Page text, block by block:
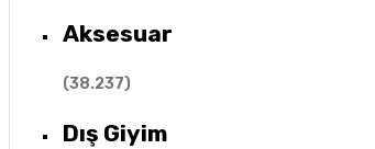
Aksesuar
(38.237)
Dış Giyim